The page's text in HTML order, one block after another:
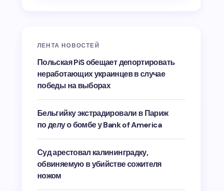
ЛЕНТА НОВОСТЕЙ
Польская PiS обещает депортировать
неработающих украинцев в случае
победы на выборах
Бельгийку экстрадировали в Париж
по делу о бомбе у Bank of America
Суд арестовал калининградку,
обвиняемую в убийстве сожителя
ножом